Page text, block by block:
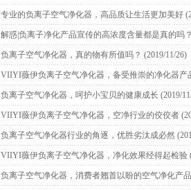
专业的负离子空气净化器，高品质让生活更加美好
解惑|负离子净化产品宣传的高浓度含量都是真的吗
负离子空气净化器，真的物有所值吗？ (2019/11/26)
VIIYI薇伊负离子空气净化器，备受推崇的净化器产
负离子空气净化器，呵护小宝贝的健康成长 (2019/
VIIYI薇伊负离子空气净化器，空净行业的佼佼者
负离子空气净化器行业的角逐，优胜劣汰成必然
VIIYI薇伊负离子空气净化器，净化效果经得起检验
负离子空气净化器，消费者翘首以盼的空气净化产品